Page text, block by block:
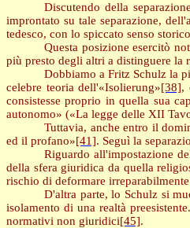
Discutendo della
improntato su tale separazione,
tedesco, con lo spiccato senso
Questa posizione esercitò
più presto degli altri a distinguere la
Dobbiamo a Fritz Schulz la
celebre teoria dell'«Isolierung»[38],
consistesse proprio in quella sua
autonomo» («La legge delle XII
Tuttavia, anche entro il
ed il profano»[41]. Seguì la
Riguardo all'impostazione
della sfera giuridica da quella
rischio di deformare
D'altra parte, lo Schulz si
isolamento di una realtà
normativi non giuridici[45].